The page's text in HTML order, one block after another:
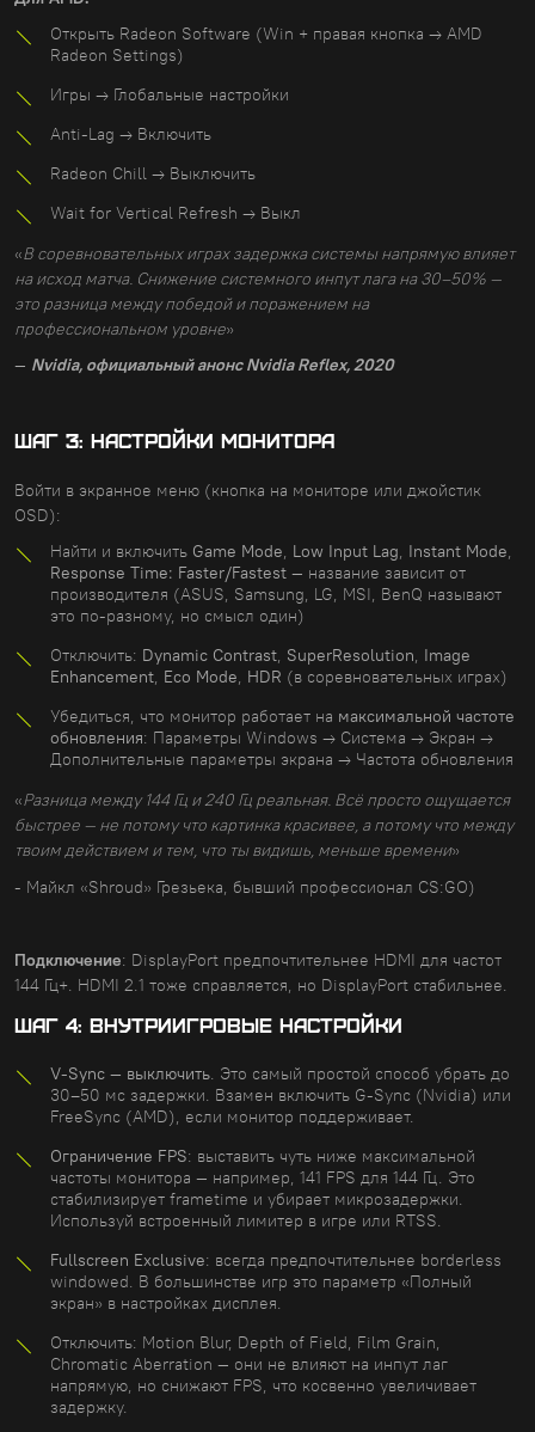
Открыть Radeon Software (Win + правая кнопка → AMD
Radeon Settings)
Игры → Глобальные настройки
Anti-Lag → Включить
Radeon Chill → Выключить
Wait for Vertical Refresh → Выкл
«В соревновательных играх задержка системы напрямую влияет
на исход матча. Снижение системного инпут лага на 30–50% —
это разница между победой и поражением на
профессиональном уровне»
— Nvidia, официальный анонс Nvidia Reflex, 2020
ШАГ 3: НАСТРОЙКИ МОНИТОРА
Войти в экранное меню (кнопка на мониторе или джойстик
OSD):
Найти и включить Game Mode, Low Input Lag, Instant Mode,
Response Time: Faster/Fastest — название зависит от
производителя (ASUS, Samsung, LG, MSI, BenQ называют
это по-разному, но смысл один)
Отключить: Dynamic Contrast, SuperResolution, Image
Enhancement, Eco Mode, HDR (в соревновательных играх)
Убедиться, что монитор работает на максимальной частоте
обновления: Параметры Windows → Система → Экран →
Дополнительные параметры экрана → Частота обновления
«Разница между 144 Гц и 240 Гц реальная. Всё просто ощущается
быстрее — не потому что картинка красивее, а потому что между
твоим действием и тем, что ты видишь, меньше времени»
- Майкл «Shroud» Грезьека, бывший профессионал CS:GO)
Подключение: DisplayPort предпочтительнее HDMI для частот
144 Гц+. HDMI 2.1 тоже справляется, но DisplayPort стабильнее.
ШАГ 4: ВНУТРИИГРОВЫЕ НАСТРОЙКИ
V-Sync — выключить. Это самый простой способ убрать до
30–50 мс задержки. Взамен включить G-Sync (Nvidia) или
FreeSync (AMD), если монитор поддерживает.
Ограничение FPS: выставить чуть ниже максимальной
частоты монитора — например, 141 FPS для 144 Гц. Это
стабилизирует frametime и убирает микрозадержки.
Используй встроенный лимитер в игре или RTSS.
Fullscreen Exclusive: всегда предпочтительнее borderless
windowed. В большинстве игр это параметр «Полный
экран» в настройках дисплея.
Отключить: Motion Blur, Depth of Field, Film Grain,
Chromatic Aberration — они не влияют на инпут лаг
напрямую, но снижают FPS, что косвенно увеличивает
задержку.